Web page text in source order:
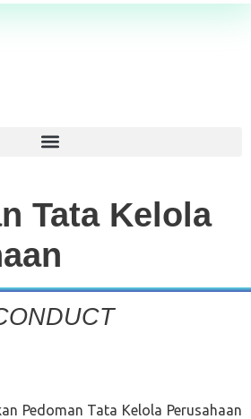
Tata Kelola
Pedoman Tata Kelola Perusahaan